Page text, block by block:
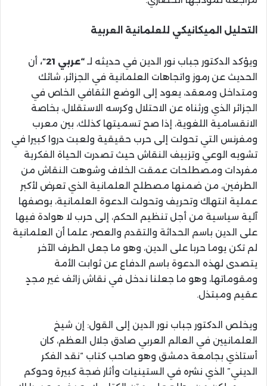
التحليل الميكانيكي للعلمانية العربية
ويؤكد الدكتور جباب نور الدين في حديثه لـ “عربي 21″،
أن
الحديث عن رموز واتجاهات العلمانية في الجزائر، شائك
ومتداخل ومعقد، يعود إلى الوضع الثقافي الخاص في
الجزائر الذي ورثناه عن الاحتلال وكرسه الاستقلال، بخاصة
الانقسامية اللغوية، إذا صح تسميتها كذلك، بين معرب
ومفرنس التي تحولت إلى حرب حقيقية ولعبت دروا كبيرا في
تشويه الوعي وتزييف النقاش حيث تصدرت الحياة الفكرية
مفردات ومصطلحات عمقت الخلاف وشوهت النقاش من
الطرفين، من ضمنها مصطلح العلمانية الذي تعرض لأكبر
عملية انتهاك وتحريف وتحولت الدعوة العلمانية، بوصفها
آلية سياسية من أجل تنظيم الحكم، إلى حرب لا هوادة فيها
على الدين باسم الحداثة والتقدم والعصر، علما أن العلمانية
لم تكن يوما حربا على الدين، وهو ما جعل الطرف الآخر
يتصدى لهذه الدعوة باسم الدفاع عن ثوابت الأمة
ومقوماتها، وهو ما جعلنا ندخل في نقاش زائف غير مجدٍ
عقيم ومبتذل.
ويخلص الدكتور جباب نور الدين إلى القول: إن شيخ
العلمانيين في العالم العربي صادق جلال العظم، كان
أستاذي بجامعة دمشق وهو صاحب كتاب “نقد الفكر
الديني” الذي نشره في الستينيات وأثار ضجة كبيرة وحوكم